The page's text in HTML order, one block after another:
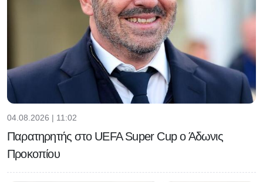
04.08.2026 | 11:02
Παρατηρητής στο UEFA Super Cup ο Άδωνις
Προκοπίου